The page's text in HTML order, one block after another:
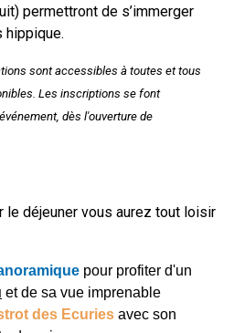
permettront de s’immerger
hippique.
sont accessibles à toutes et tous
Les inscriptions se font
dès l'ouverture de
le déjeuner vous aurez tout loisir
noramique pour profiter d'un
et de sa vue imprenable
ot des Ecuries avec son